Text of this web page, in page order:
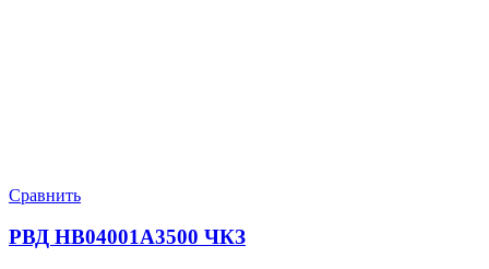
Сравнить
РВД HB04001A3500 ЧКЗ